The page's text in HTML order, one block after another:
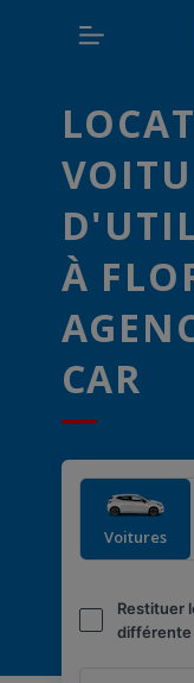
À
CAR
Voitures
Restituer
différente